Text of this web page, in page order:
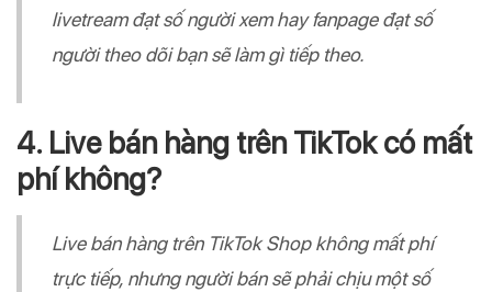
livetream đạt số người xem hay fanpage đạt số
người theo dõi bạn sẽ làm gì tiếp theo.
4. Live bán hàng trên TikTok có mất
phí không?
Live bán hàng trên TikTok Shop không mất phí
trực tiếp, nhưng người bán sẽ phải chịu một số